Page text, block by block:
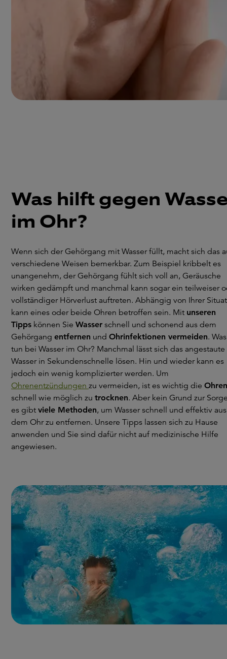
Was hilft gegen
im Ohr?
Wenn sich der Gehörgang mit Wasser füllt, macht sich das
verschiedene Weisen bemerkbar. Zum Beispiel kribbelt es
unangenehm, der Gehörgang fühlt sich voll an, Geräusche
wirken gedämpft und manchmal kann sogar ein teilweiser
vollständiger Hörverlust auftreten. Abhängig von Ihrer
kann eines oder beide Ohren betroffen sein. Mit unseren
Tipps können Sie Wasser schnell und schonend aus dem
Gehörgang entfernen und Ohrinfektionen vermeiden. Was
tun bei Wasser im Ohr? Manchmal lässt sich das angestaute
Wasser in Sekundenschnelle lösen. Hin und wieder kann es
jedoch ein wenig komplizierter werden. Um
Ohrenentzündungen zu vermeiden, ist es wichtig die Ohren
schnell wie möglich zu trocknen. Aber kein Grund zur
es gibt viele Methoden, um Wasser schnell und effektiv aus
dem Ohr zu entfernen. Unsere Tipps lassen sich zu Hause
anwenden und Sie sind dafür nicht auf medizinische Hilfe
angewiesen.